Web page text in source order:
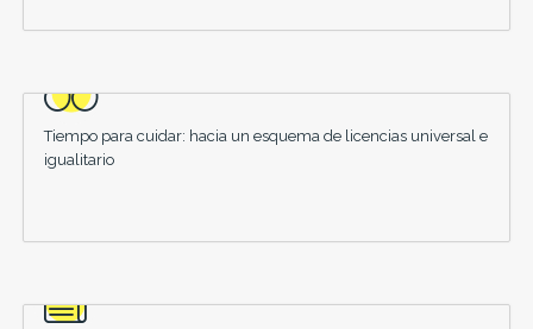
Tiempo para cuidar: hacia un esquema de licencias universal e
igualitario